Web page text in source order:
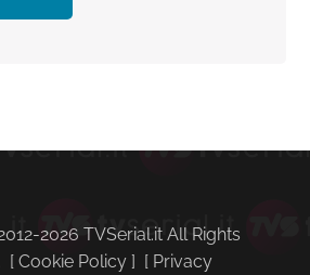
2026 TVSerial.it All Rights
[ Cookie Policy ] [ Privacy